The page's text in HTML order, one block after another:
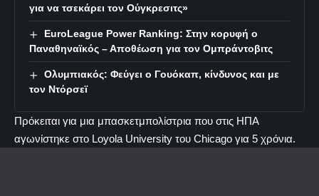
για να τσεκάρει τον Ούγκρεσιτς»
EuroLeague Power Ranking: Στην κορυφή ο
Παναθηναϊκός – Αποθέωση για τον Ομπράντοβιτς
Ολυμπιακός: Φεύγει ο Γουόκαπ, κίνδυνος και με
τον Ντόρσεϊ
Πρόκειται για μια μπασκετμπολίστρια που στις ΗΠΑ
αγωνίστηκε στο Loyola University του Chicago για 5 χρόνια.